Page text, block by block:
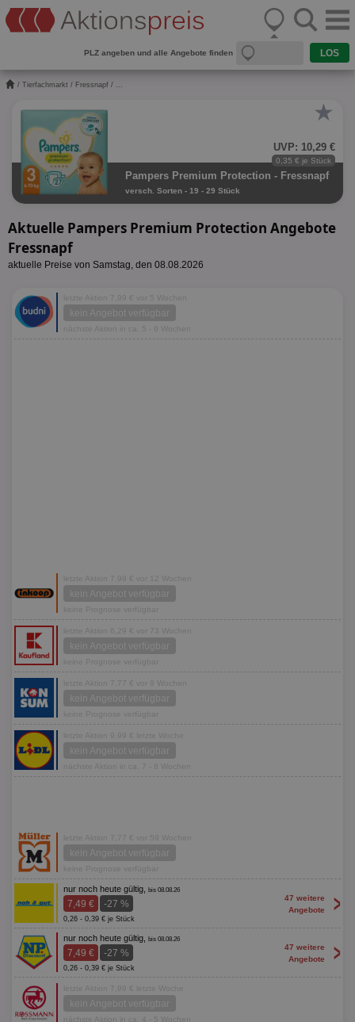
PLZ angeben und alle Angebote finden
/ Tierfachmarkt / Fressnapf / ...
★
UVP: 10,29 €
0,35 € je Stück
Pampers Premium Protection - Fressnapf
versch. Sorten - 19 - 29 Stück
Aktuelle Pampers Premium Protection Angebote
Fressnapf
aktuelle Preise von Samstag, den 08.08.2026
letzte Aktion 7,99 € vor 5 Wochen
kein Angebot verfügbar
nächste Aktion in ca. 5 - 6 Wochen
letzte Aktion 7,99 € vor 12 Wochen
kein Angebot verfügbar
keine Prognose verfügbar
letzte Aktion 6,29 € vor 73 Wochen
kein Angebot verfügbar
keine Prognose verfügbar
letzte Aktion 7,77 € vor 9 Wochen
kein Angebot verfügbar
keine Prognose verfügbar
letzte Aktion 9,99 € letzte Woche
kein Angebot verfügbar
nächste Aktion in ca. 7 - 8 Wochen
letzte Aktion 7,77 € vor 59 Wochen
kein Angebot verfügbar
keine Prognose verfügbar
nur noch heute gültig, bis 08.08.26
7,49 € -27 %
0,26 - 0,39 € je Stück
47 weitere
Angebote
>
nur noch heute gültig, bis 08.08.26
7,49 € -27 %
0,26 - 0,39 € je Stück
47 weitere
Angebote
>
letzte Aktion 7,99 € letzte Woche
kein Angebot verfügbar
nächste Aktion in ca. 4 - 5 Wochen